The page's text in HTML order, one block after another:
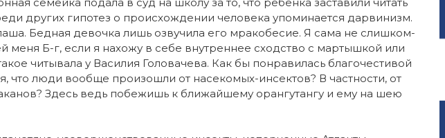
других гипотез о происхождении человека упоминается дарвинизм.
Бедная девочка лишь озвучила его мракобесие. Я сама не слишком-
меня Б-г, если я нахожу в себе внутреннее сходство с мартышкой или
читывала у Василия Головачева. Как бы понравилась благочестивой
что люди вообще произошли от насекомых-инсектов? В частности, от
Здесь ведь побежишь к ближайшему орангутангу и ему на шею